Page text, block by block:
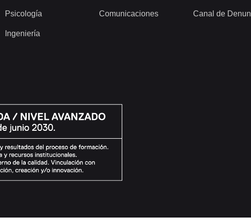
Psicología
Ingeniería
Comunicaciones Canal de